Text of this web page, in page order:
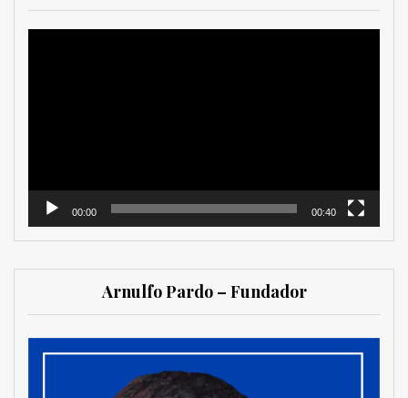
00:00 00:40
Arnulfo Pardo – Fundador